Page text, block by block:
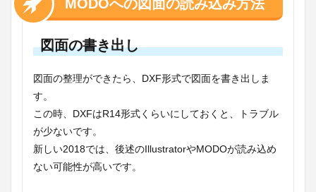
MODOへの図面の読み込み方法
図面の書き出し
図面の整理ができたら、DXF形式で図面を書き出しま
す。
この時、DXFはR14形式くらいにしておくと、トラブル
が少ないです。
新しい2018では、後述のIllustratorやMODOが読み込め
ない可能性が高いです。